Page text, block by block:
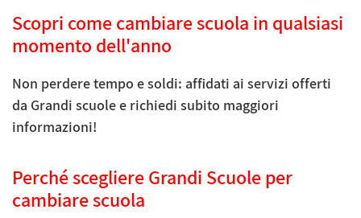
Scopri come cambiare scuola in qualsiasi
momento dell'anno
Non perdere tempo e soldi: affidati ai servizi offerti
da Grandi scuole e richiedi subito maggiori
informazioni!
Perché scegliere Grandi Scuole per
cambiare scuola